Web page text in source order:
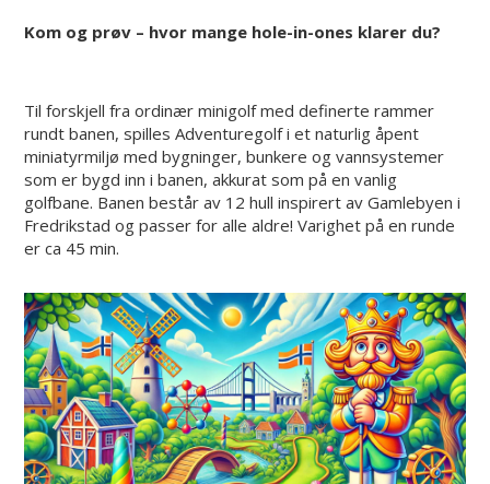
Kom og prøv – hvor mange hole-in-ones klarer du?
Til forskjell fra ordinær minigolf med definerte rammer
rundt banen, spilles Adventuregolf i et naturlig åpent
miniatyrmiljø med bygninger, bunkere og vannsystemer
som er bygd inn i banen, akkurat som på en vanlig
golfbane. Banen består av 12 hull inspirert av Gamlebyen i
Fredrikstad og passer for alle aldre! Varighet på en runde
er ca 45 min.